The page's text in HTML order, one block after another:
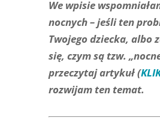
We wpisie
nocnych – jeśli ten
Twojego dziecka, albo
się, czym są tzw.
przeczytaj artykuł (
rozwijam ten temat.